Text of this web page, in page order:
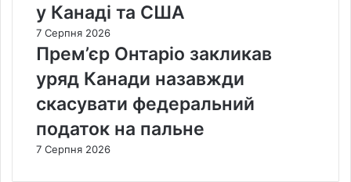
у Канаді та США
7 Серпня 2026
Прем’єр Онтаріо закликав
уряд Канади назавжди
скасувати федеральний
податок на пальне
7 Серпня 2026